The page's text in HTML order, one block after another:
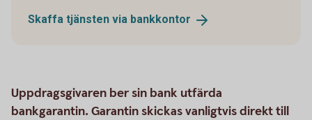
Skaffa tjänsten via bankkontor
Uppdragsgivaren ber sin bank utfärda
bankgarantin. Garantin skickas vanligtvis direkt till